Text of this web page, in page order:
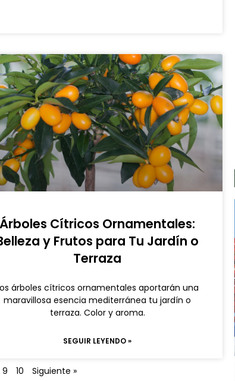
Árboles Cítricos Ornamentales:
y Frutos para Tu Jardín o
Terraza
árboles cítricos ornamentales aportarán una
maravillosa esencia mediterránea tu jardín o
terraza. Color y aroma.
SEGUIR LEYENDO »
9 10 Siguiente »